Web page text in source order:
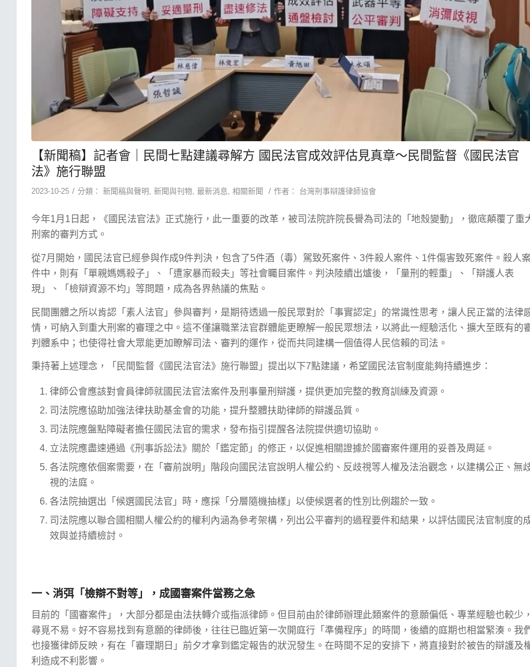
【新聞稿】記者會｜民間七點建議尋解方 國民法官成效評估見真章～民間監督《國民法官
法》施行聯盟
2023-10-25 / 分類： 新聞稿與聲明 新聞與刊物, 最新消息 相關新聞 / 作者： 台灣刑事辯護律師協會
今年1月1日起，《國民法官法》正式施行，此一重要的改革，被司法院許院長譽為司法的「地殼變動」，徹底顛覆了重
刑案的審判方式。
從7月開始，國民法官已經參與作成9件判決，包含了5件酒（毒）駕致死案件、3件殺人案件、1件傷害致死案件。殺人
件中，則有「單親媽媽殺子」、「遭家暴而殺夫」等社會矚目案件。判決陸續出爐後，「量刑的輕重」、「辯護人表
現」、「檢辯資源不均」等問題，成為各界熱議的焦點。
民間團體之所以肯認「素人法官」參與審判，是期待透過一般民眾對於「事實認定」的常識性思考，讓人民正當的法律
情，可納入到重大刑案的審理之中。這不僅讓職業法官群體能更瞭解一般民眾想法，以將此一經驗活化、擴大至既有的
判體系中；也使得社會大眾能更加瞭解司法、審判的運作，從而共同建構一個值得人民信賴的司法。
秉持著上述理念，「民間監督《國民法官法》施行聯盟」提出以下7點建議，希望國民法官制度能夠持續進步：
律師公會應該對會員律師就國民法官法案件及刑事量刑辯護，提供更加完整的教育訓練及資源。
司法院應協助加強法律扶助基金會的功能，提升整體扶助律師的辯護品質。
司法院應盤點障礙者擔任國民法官的需求，發布指引提醒各法院提供適切協助。
立法院應盡速通過《刑事訴訟法》關於「鑑定節」的修正，以促進相關證據於國審案件運用的妥善及周延。
各法院應依個案需要，在「審前說明」階段向國民法官說明人權公約、反歧視等人權及法治觀念，以建構公正、無
視的法庭。
各法院抽選出「候選國民法官」時，應採「分層隨機抽樣」以使候選者的性別比例趨於一致。
司法院應以聯合國相關人權公約的權利內涵為參考架構，列出公平審判的過程要件和結果，以評估國民法官制度的
效與並持續檢討。
一、消弭「檢辯不對等」，成國審案件當務之急
目前的「國審案件」，大部分都是由法扶轉介或指派律師。但目前由於律師辦理此類案件的意願偏低、專業經驗也較少，
尋覓不易。好不容易找到有意願的律師後，往往已臨近第一次開庭行「準備程序」的時間，後續的庭期也相當緊湊。我
也接獲律師反映，有在「審理期日」前夕才拿到鑑定報告的狀況發生。在時間不足的安排下，將直接對於被告的辯護及
利造成不利影響。